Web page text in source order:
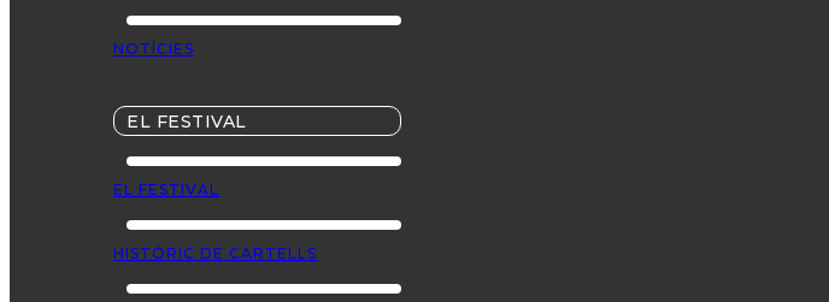
NOTÍCIES
EL FESTIVAL
EL FESTIVAL
HISTÒRIC DE CARTELLS